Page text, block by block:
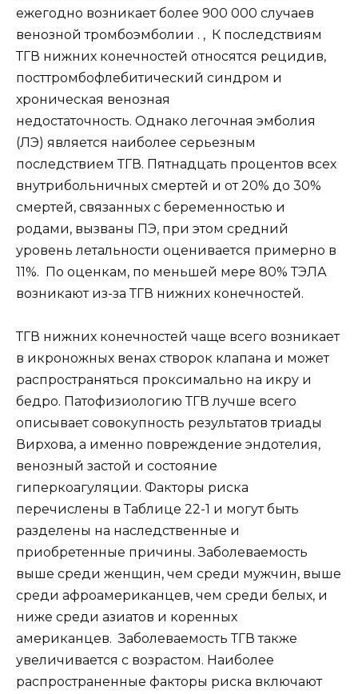
ежегодно возникает более 900 000 случаев
венозной тромбоэмболии . , К последствиям
ТГВ нижних конечностей относятся рецидив,
посттромбофлебитический синдром и
хроническая венозная
недостаточность. Однако легочная эмболия
(ЛЭ) является наиболее серьезным
последствием ТГВ. Пятнадцать процентов всех
внутрибольничных смертей и от 20% до 30%
смертей, связанных с беременностью и
родами, вызваны ПЭ, при этом средний
уровень летальности оценивается примерно в
11%. По оценкам, по меньшей мере 80% ТЭЛА
возникают из-за ТГВ нижних конечностей.
ТГВ нижних конечностей чаще всего возникает
в икроножных венах створок клапана и может
распространяться проксимально на икру и
бедро. Патофизиологию ТГВ лучше всего
описывает совокупность результатов триады
Вирхова, а именно повреждение эндотелия,
венозный застой и состояние
гиперкоагуляции. Факторы риска
перечислены в Таблице 22-1 и могут быть
разделены на наследственные и
приобретенные причины. Заболеваемость
выше среди женщин, чем среди мужчин, выше
среди афроамериканцев, чем среди белых, и
ниже среди азиатов и коренных
американцев. Заболеваемость ТГВ также
увеличивается с возрастом. Наиболее
распространенные факторы риска включают